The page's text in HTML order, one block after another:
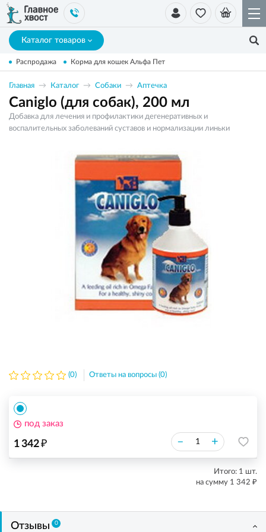
Каталог товаров
Распродажа Корма для кошек Альфа Пет
Главная Каталог Собаки Аптечка
Caniglo (для собак), 200 мл
Добавка для лечения и профилактики дегенеративных и
воспалительных заболеваний суставов и нормализации линьки
(0) Ответы на вопросы (0)
1 342₽ – +
под заказ
Итого: 1 шт.
на сумму 1 342 ₽
Отзывы 0